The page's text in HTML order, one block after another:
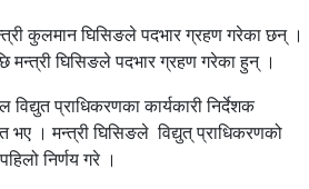
कुलमान घिसिङले पदभार ग्रहण गरेका छन् ।
मन्त्री घिसिङले पदभार ग्रहण गरेका हुन् ।
प्राधिकरणका कार्यकारी निर्देशक
भए । मन्त्री घिसिङले विद्युत् प्राधिकरणको
निर्णय गरे ।